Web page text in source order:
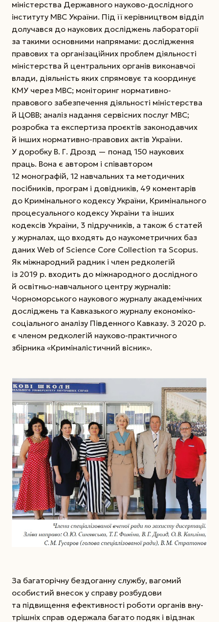
міністерства Державного науково-дослідного
інституту МВС України. Під її керівництвом відділ
долучався до наукових досліджень лабораторії
за такими основними напрямами: дослідження
правових та організаційних проблем діяльності
міністерства й центральних органів виконавчої
влади, діяльність яких спрямовує та координує
КМУ через МВС; моніторинг нормативно-
правового забезпечення діяль­ності міністерства
й ЦОВВ; аналіз надання сервісних послуг МВС;
розробка та експертиза проєктів законодавчих
й інших нормативно-правових актів України.
У доробку В. Г. Дрозд — понад 150 наукових
праць. Вона є автором і співавтором
12 монографій, 12 навчальних та методичних
посібників, програм і довідників, 49 коментарів
до Кримінального ко­дексу України, Кримінального
процесуального кодексу України та інших
кодексів України, 3 під­ручників, а також 6 статей
у журналах, що входять до наукометричних баз
даних Web of Science Core Collection та Scopus.
Як міжнародний радник і член редколегій
із 2019 р. входить до міжнародного дослідного
й ос­вітньо-навчального центру журналів:
Чорномор­ського наукового журналу академічних
досліджень та Кавказького журналу економіко-
соціального аналізу Південного Кавказу. З 2020 р.
є членом редколегій науково-практичного
збірника «Криміналістичний вісник».
За багаторічну бездоганну службу, ваго­мий
особистий внесок у справу розбудови
та підвищення ефективності роботи органів вну­
трішніх справ одержала багато подяк і відзнак